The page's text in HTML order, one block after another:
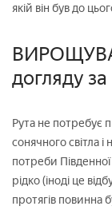
якій він був до
догляду за
Рута не потребує
сонячного світла
потреби
рідко (іноді це
протягів повинна